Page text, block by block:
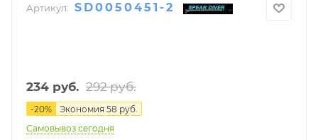
Артикул: SD0050451-2
234 руб. 292руб.
-20% Экономия 58 руб.
Самовывоз сегодня